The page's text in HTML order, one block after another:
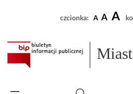
czcionka: A A A